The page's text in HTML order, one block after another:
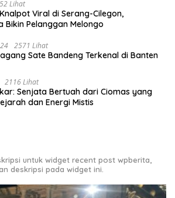
Lihat
Viral di Serang-Cilegon,
Bikin Pelanggan Melongo
2571 Lihat
Sate Bandeng Terkenal di Banten
2116 Lihat
Senjata Bertuah dari Ciomas yang
dan Energi Mistis
untuk widget recent post wpberita,
deskripsi pada widget ini.